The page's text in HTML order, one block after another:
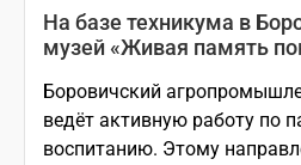
На базе техникума в
музей «Живая память
Боровичский
ведёт активную работу по
воспитанию. Этому